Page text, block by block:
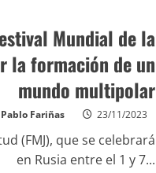
Mundial de la
la formación de un
mundo multipolar
Pablo Fariñas 23/11/2023
(FMJ), que se celebrará
en Rusia entre el 1 y 7...